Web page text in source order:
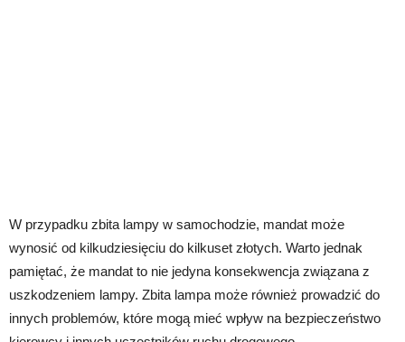
W przypadku zbita lampy w samochodzie, mandat może
wynosić od kilkudziesięciu do kilkuset złotych. Warto jednak
pamiętać, że mandat to nie jedyna konsekwencja związana z
uszkodzeniem lampy. Zbita lampa może również prowadzić do
innych problemów, które mogą mieć wpływ na bezpieczeństwo